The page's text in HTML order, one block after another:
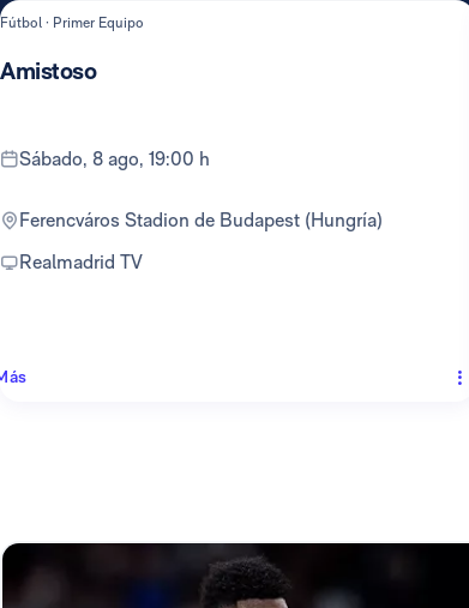
Fútbol · Primer Equipo
Amistoso
sábado, 8 ago, 19:00 h
Ferencváros Stadion de Budapest (Hungría)
Realmadrid TV